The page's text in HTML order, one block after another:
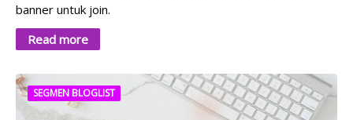
banner untuk join.
Read more
SEGMEN BLOGLIST